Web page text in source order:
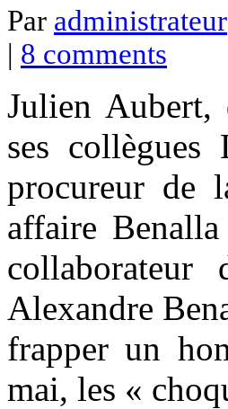
Par administrateur
| 8 comments
Julien Aubert,
ses
procureur de
affaire
Alexandre
frapper un
mai, les «